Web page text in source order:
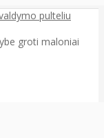
pulteliu
groti maloniai